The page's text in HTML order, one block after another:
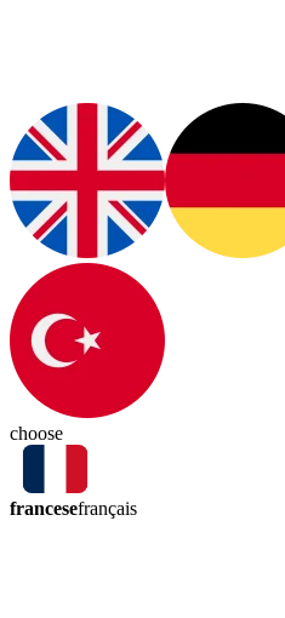
choose
francesefrançais